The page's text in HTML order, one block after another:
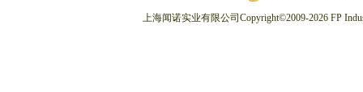
上海闻诺实业有限公司 Copyright©2009-2026 FP